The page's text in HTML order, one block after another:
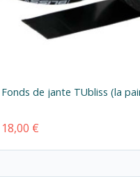
Fonds de jante TUbliss (la
18,00 €